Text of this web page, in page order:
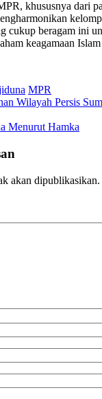
khususnya dari
cukup beragam ini
keagamaan
MPR
Wilayah Persis
Menurut Hamka
akan dipublikasikan.